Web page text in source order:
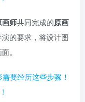
画师共同完成的原画
的要求，将设计图
。